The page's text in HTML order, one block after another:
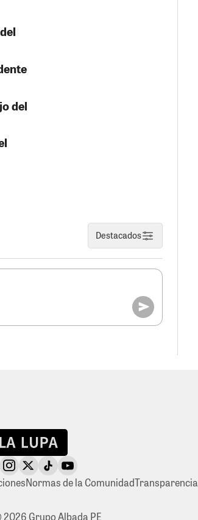
del
Destacados
Normas de la ComunidadTransparencia
2026 Grupo Albada PE